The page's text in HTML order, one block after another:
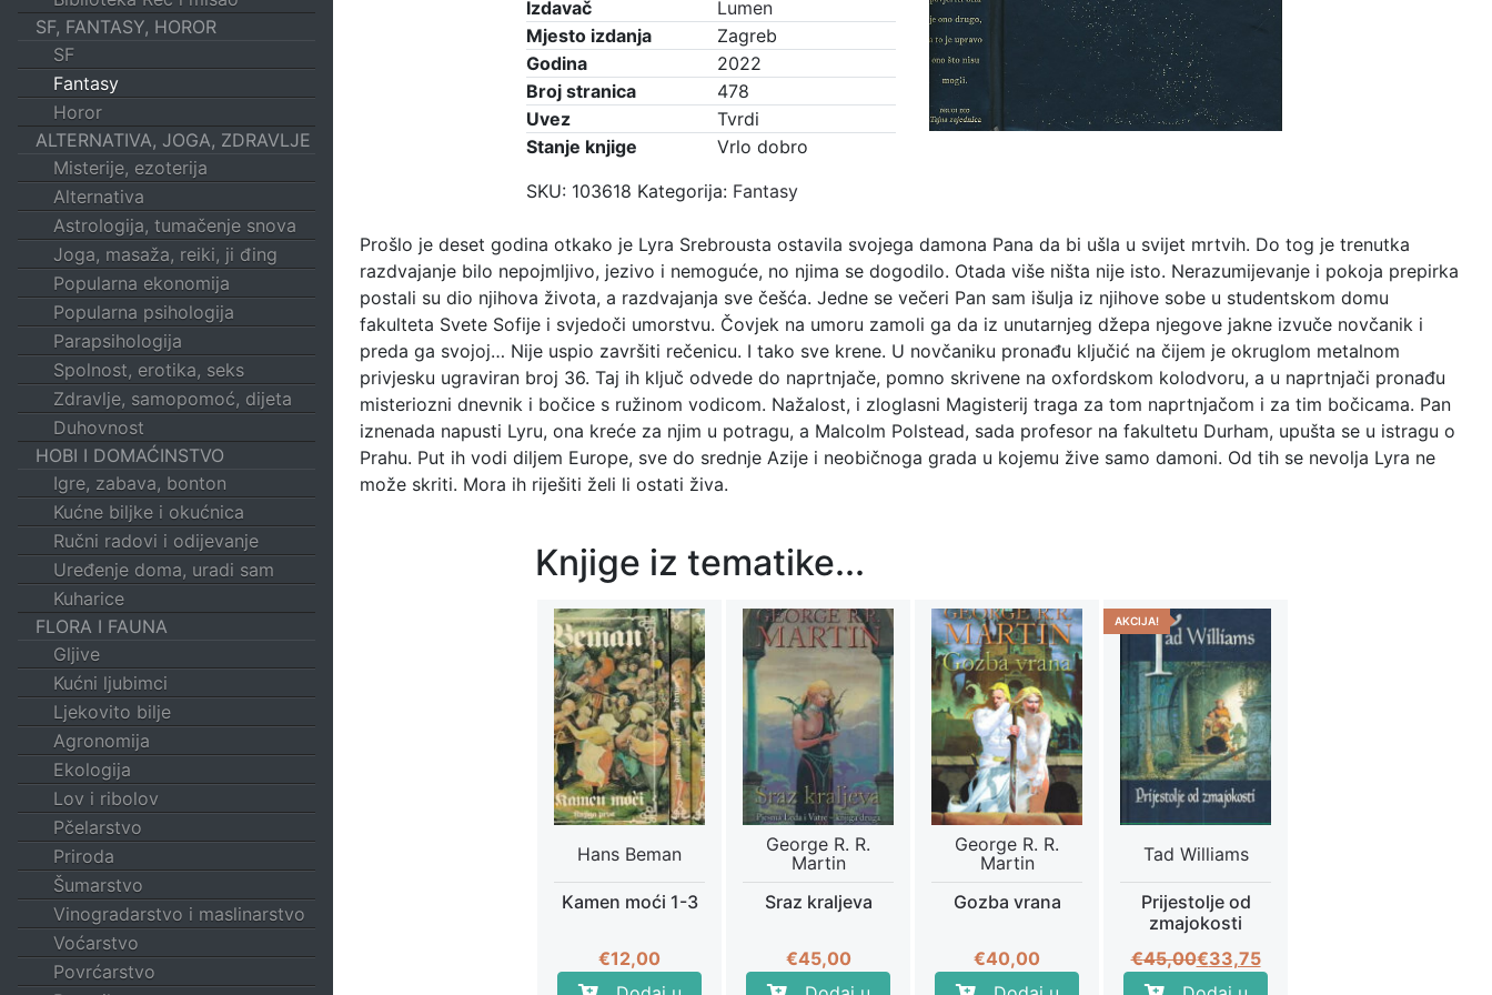
SF, FANTASY, HOROR
SF
Fantasy
Horor
ALTERNATIVA, JOGA, ZDRAVLJE
Misterije, ezoterija
Alternativa
Astrologija, tumačenje snova
Joga, masaža, reiki, ji đing
Popularna ekonomija
Popularna psihologija
Parapsihologija
Spolnost, erotika, seks
Zdravlje, samopomoć, dijeta
Duhovnost
HOBI I DOMAĆINSTVO
Igre, zabava, bonton
Kućne biljke i okućnica
Ručni radovi i odijevanje
Uređenje doma, uradi sam
Kuharice
FLORA I FAUNA
Gljive
Kućni ljubimci
Ljekovito bilje
Agronomija
Ekologija
Lov i ribolov
Pčelarstvo
Priroda
Šumarstvo
Vinogradarstvo i maslinarstvo
Voćarstvo
Povrćarstvo
zajednica,
drugi
dio
količina
Izdavač
Lumen
Mjesto izdanja
Zagreb
Godina
2022
Broj stranica
478
Uvez
Tvrdi
Stanje knjige
Vrlo dobro
SKU: 103618 Kategorija: Fantasy
Prošlo je deset godina otkako je Lyra Srebrousta ostavila svojega damona Pana da bi ušla u svijet mrtvih. Do tog je trenutka
razdvajanje bilo nepojmljivo, jezivo i nemoguće, no njima se dogodilo. Otada više ništa nije isto. Nerazumijevanje i pokoja prepirka
postali su dio njihova života, a razdvajanja sve češća. Jedne se večeri Pan sam išulja iz njihove sobe u studentskom domu
fakulteta Svete Sofije i svjedoči umorstvu. Čovjek na umoru zamoli ga da iz unutarnjeg džepa njegove jakne izvuče novčanik i
preda ga svojoj… Nije uspio završiti rečenicu. I tako sve krene. U novčaniku pronađu ključić na čijem je okruglom metalnom
privjesku ugraviran broj 36. Taj ih ključ odvede do naprtnjače, pomno skrivene na oxfordskom kolodvoru, a u naprtnjači pronađu
misteriozni dnevnik i bočice s ružinom vodicom. Nažalost, i zloglasni Magisterij traga za tom naprtnjačom i za tim bočicama. Pan
iznenada napusti Lyru, ona kreće za njim u potragu, a Malcolm Polstead, sada profesor na fakultetu Durham, upušta se u istragu o
Prahu. Put ih vodi diljem Europe, sve do srednje Azije i neobičnoga grada u kojemu žive samo damoni. Od tih se nevolja Lyra ne
može skriti. Mora ih riješiti želi li ostati živa.
Knjige iz tematike...
Hans Beman
Kamen moći 1-3
€12,00
George R. R.
Martin
Sraz kraljeva
€45,00
George R. R.
Martin
Gozba vrana
€40,00
AKCIJA!
Tad Williams
Prijestolje od
zmajokosti
€45,00Izvorna
cijena
€33,75
Trenutna
cijena